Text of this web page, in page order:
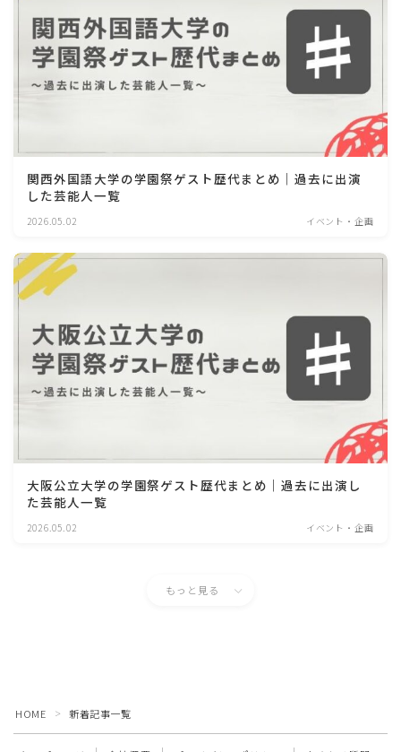
関西外国語大学の学園祭ゲスト歴代まとめ｜過去に出演
した芸能人一覧
2026.05.02 イベント・企画
大阪公立大学の学園祭ゲスト歴代まとめ｜過去に出演し
た芸能人一覧
2026.05.02 イベント・企画
もっと見る
HOME ＞ 新着記事一覧